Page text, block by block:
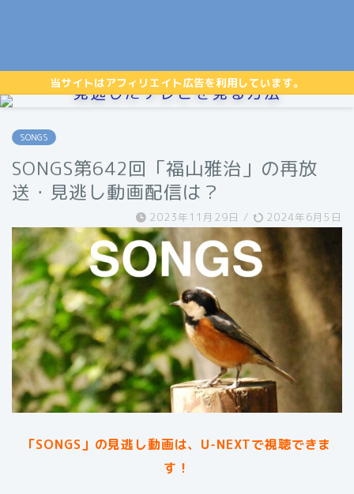
当サイトはアフィリエイト広告を利用しています。
見逃したテレビを見る方法
SONGS
SONGS第642回「福山雅治」の再放
送・見逃し動画配信は？
2023年11月29日 / 2024年6月5日
「SONGS」の見逃し動画は、U-NEXTで視聴できま
す！